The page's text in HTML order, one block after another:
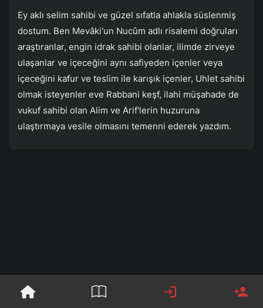
Ey aklı selim sahibi ve güzel sıfatla ahlakla süslenmiş
dostum. Ben Mevâki'un Nucûm adlı risalemi doğruları
araştıranlar, engin idrak sahibi olanlar, ilimde zirveye
ulaşanlar ve içeceğini aynı safiyeden içenler veya
içeceğini kafur ve teslim ile karışık içenler, Uhlet sahibi
olmak isteyenler eve Rabbani keşf, ilahi müşahade de
vukuf sahibi olan Alim ve Arif'lerin huzuruna
ulaştırmaya vesile olmasını temenni ederek yazdım.